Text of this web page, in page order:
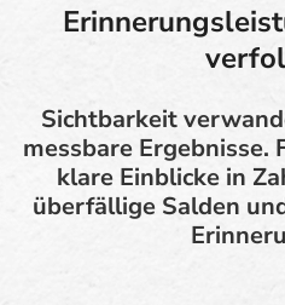
Sichtbarkeit
messbare Ergebnisse.
klare Einblicke in
überfällige Salden